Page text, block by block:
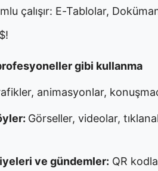
çalışır: E-Tablolar,
gibi kullanma
animasyonlar,
Görseller, videolar,
ve gündemler: QR